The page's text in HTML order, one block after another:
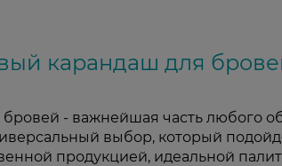
карандаш для
- важнейшая часть любого
выбор, который
продукцией, идеальной